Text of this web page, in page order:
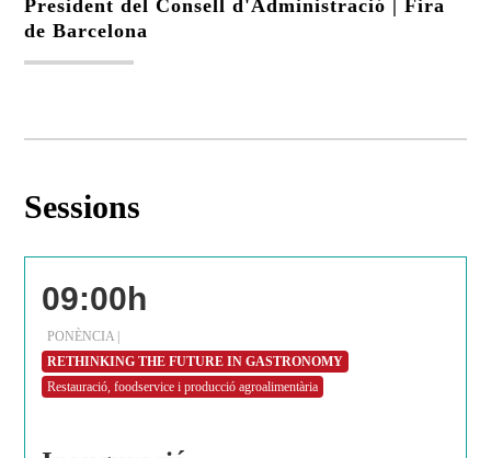
President del Consell d'Administració |Fira
de Barcelona
Sessions
09:00h
PONÈNCIA |
RETHINKING THE FUTURE IN GASTRONOMY
Restauració, foodservice i producció agroalimentària